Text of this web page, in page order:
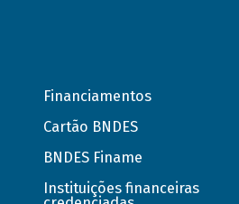
Financiamentos
Cartão BNDES
BNDES Finame
Instituições financeiras